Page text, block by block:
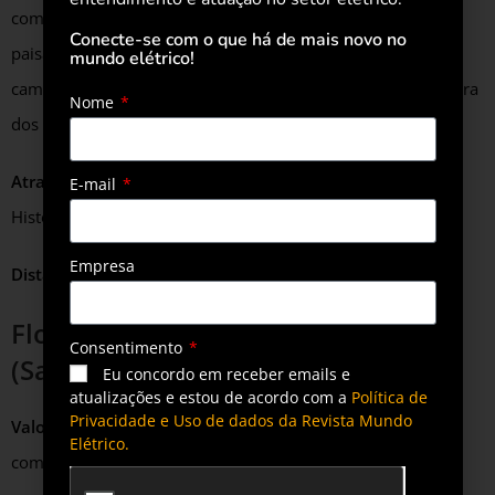
com cultura histórica. Esta rota oferece uma mistura de
paisagens naturais exuberantes e arquitetura colonial. Pelo
caminho, pode-se visitar o Rio de Janeiro, Mangaratiba, Angra
dos Reis, Paraty e Ubatuba.
Atrações:Pão de Açúcar, Ilha Grande, Lagoa Azul, Centro
Histórico de Paraty, Praia do Félix
Distância:Aproximadamente 450 km
Florianópolis e Litoral Catarinense
(Santa Catarina)
Valor da viagem com gasolina:R$190,40 (34 litros de
combustível)
Conecte-se com o que há de mais novo no
mundo elétrico!
Nome
E-mail
Empresa
Consentimento
Eu concordo em receber emails e
atualizações e estou de acordo com a Política de
Privacidade e Uso de dados da Revista Mundo
Elétrico.